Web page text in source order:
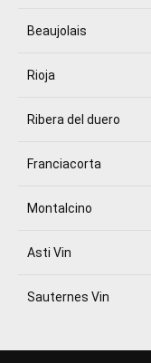
Beaujolais
Rioja
Ribera del duero
Franciacorta
Montalcino
Asti Vin
Sauternes Vin